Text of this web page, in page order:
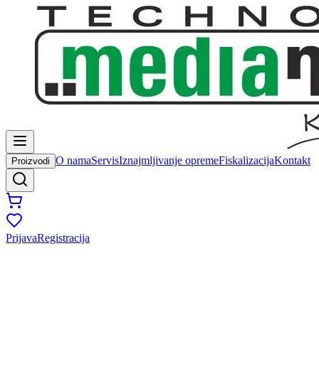
Proizvodi O namaServisIznajmljivanje opremeFiskalizacijaKontakt
PrijavaRegistracija